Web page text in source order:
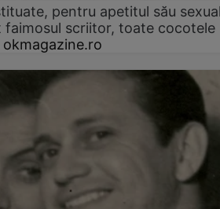
pentru apetitul său
faimosul scriitor, toate cocotele
okmagazine.ro